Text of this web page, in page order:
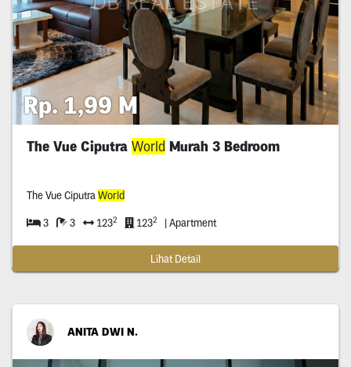
Rp. 1,99 M
The Vue Ciputra World Murah 3 Bedroom
The Vue CiputraWorld
3 3 1232 1232 | Apartment
Lihat Detail
ANITA DWI N.